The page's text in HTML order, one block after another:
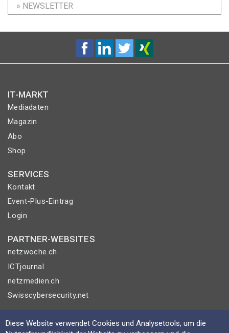
» NEWSLETTER
IT-MARKT
Mediadaten
Magazin
Abo
Shop
SERVICES
Kontakt
Event-Plus-Eintrag
Login
PARTNER-WEBSITES
netzwoche.ch
ICTjournal
netzmedien.ch
Swisscybersecurity.net
© NETZMEDIEN AG 2026
Diese Website verwendet Cookies und Analysetools, um die